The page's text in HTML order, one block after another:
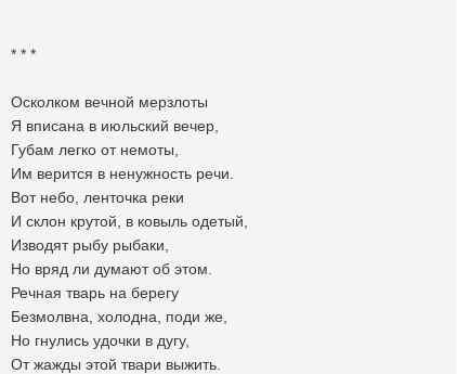
* * *
Осколком вечной мерзлоты
Я вписана в июльский вечер,
Губам легко от немоты,
Им верится в ненужность речи.
Вот небо, ленточка реки
И склон крутой, в ковыль одетый,
Изводят рыбу рыбаки,
Но вряд ли думают об этом.
Речная тварь на берегу
Безмолвна, холодна, поди же,
Но гнулись удочки в дугу,
От жажды этой твари выжить.